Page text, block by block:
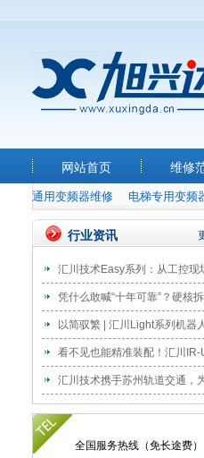
网站首页 维修
通用变频器维修 电梯专用变频
行业资讯
全国服务热线（免长途费）